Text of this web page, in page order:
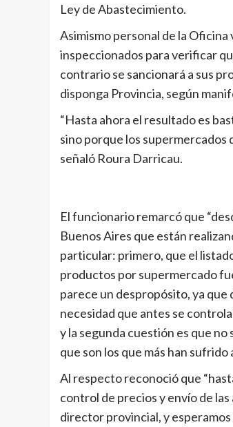
Ley de Abastecimiento.
Asimismo personal de la
inspeccionados para verificar
contrario se sancionará a sus
disponga Provincia, según
“Hasta ahora el resultado es
sino porque los
señaló Roura Darricau.
El funcionario remarcó que
Buenos Aires que están
particular: primero, que el
productos por supermercado
parece un despropósito, ya que
necesidad que antes se
y la segunda cuestión es que
que son los que más han
Al respecto reconoció que
control de precios y envío de
director provincial, y